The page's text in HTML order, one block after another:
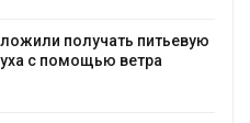
получать питьевую
с помощью ветра